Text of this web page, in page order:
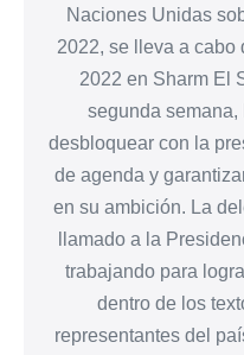
Naciones Unidas
2022, se lleva a cabo
2022 en Sharm El
segunda semana,
desbloquear con la
de agenda y
en su ambición. La
llamado a la
trabajando para
dentro de los
representantes del